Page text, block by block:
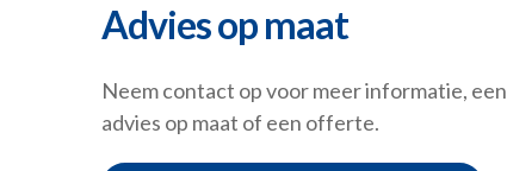
Advies op maat
Neem contact op voor meer informatie, een
advies op maat of een offerte.